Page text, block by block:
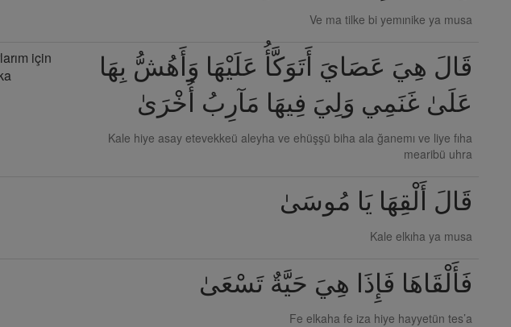
Ve ma tilke bi yemınike ya musa
için
قَالَ هِيَ عَصَايَ أَتَوَكَّأُ عَلَيْهَا وَأَهُشُّ بِهَا
عَلَىٰ غَنَمِي وَلِيَ فِيهَا مَآرِبُ أُخْرَىٰ
Kale hiye asay etevekkeü aleyha ve ehüşşü biha ala ğanemı ve liye fıha
mearibü uhra
قَالَ أَلْقِهَا يَا مُوسَىٰ
Kale elkıha ya musa
فَأَلْقَاهَا فَإِذَا هِيَ حَيَّةٌ تَسْعَىٰ
Fe elkaha fe iza hiye hayyetün tes’a